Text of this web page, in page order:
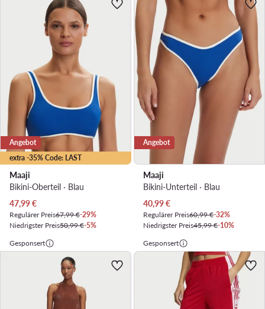
extra -35% Code: LAST
Angebot
Maaji
Bikini-Oberteil · Blau
Aktueller Preis
47,99€
Regulärer Preis67,99 €-29%
Niedrigster Preis50,99 €-5%
Angebot
Maaji
Bikini-Unterteil · Blau
Aktueller Preis
40,99€
Regulärer Preis60,99 €-32%
Niedrigster Preis45,99 €-10%
Gesponsert
Gesponsert